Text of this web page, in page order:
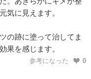
気に見えます。
の跡に塗って治してま
果を感じます。
参考になった 0